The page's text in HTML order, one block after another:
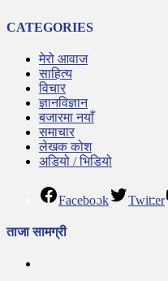
CATEGORIES
मेरो आवाज
साहित्य
विचार
ज्ञानविज्ञान
बजारमा नयाँ
समाचार
लेखक कोश
अडियो / भिडियो
Facebook Twitter
ताजा सामग्री